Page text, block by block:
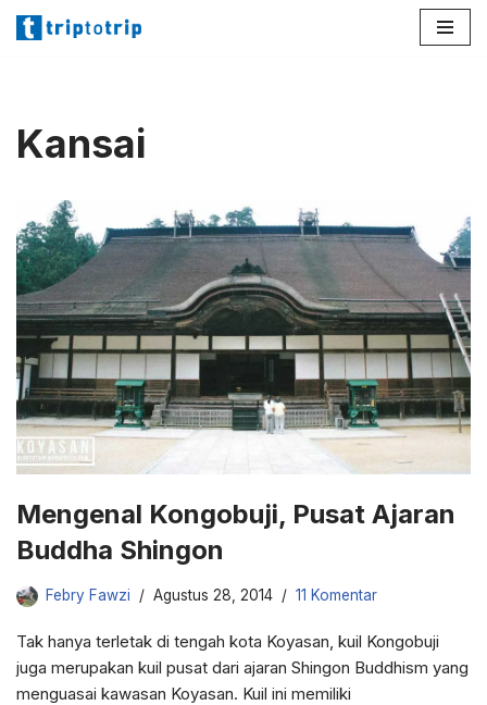
Kansai
Mengenal Kongobuji, Pusat Ajaran
Buddha Shingon
Febry Fawzi Agustus 28, 2014 11 Komentar
Tak hanya terletak di tengah kota Koyasan, kuil Kongobuji
juga merupakan kuil pusat dari ajaran Shingon Buddhism yang
menguasai kawasan Koyasan. Kuil ini memiliki